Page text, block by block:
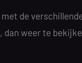
de
dan weer te